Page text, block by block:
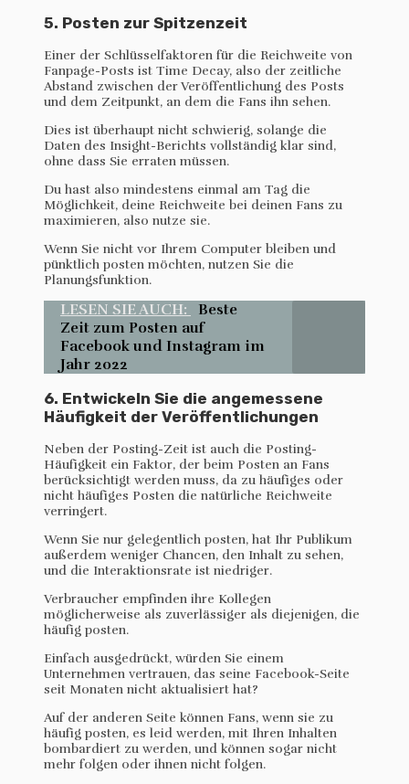
5. Posten zur Spitzenzeit
Einer der Schlüsselfaktoren für die Reichweite von
Fanpage-Posts ist Time Decay, also der zeitliche
Abstand zwischen der Veröffentlichung des Posts
und dem Zeitpunkt, an dem die Fans ihn sehen.
Dies ist überhaupt nicht schwierig, solange die
Daten des Insight-Berichts vollständig klar sind,
ohne dass Sie erraten müssen.
Du hast also mindestens einmal am Tag die
Möglichkeit, deine Reichweite bei deinen Fans zu
maximieren, also nutze sie.
Wenn Sie nicht vor Ihrem Computer bleiben und
pünktlich posten möchten, nutzen Sie die
Planungsfunktion.
LESEN SIE AUCH:
Beste
Zeit zum Posten auf
Facebook und Instagram im
Jahr 2022
6. Entwickeln Sie die angemessene
Häufigkeit der Veröffentlichungen
Neben der Posting-Zeit ist auch die Posting-
Häufigkeit ein Faktor, der beim Posten an Fans
berücksichtigt werden muss, da zu häufiges oder
nicht häufiges Posten die natürliche Reichweite
verringert.
Wenn Sie nur gelegentlich posten, hat Ihr Publikum
außerdem weniger Chancen, den Inhalt zu sehen,
und die Interaktionsrate ist niedriger.
Verbraucher empfinden ihre Kollegen
möglicherweise als zuverlässiger als diejenigen, die
häufig posten.
Einfach ausgedrückt, würden Sie einem
Unternehmen vertrauen, das seine Facebook-Seite
seit Monaten nicht aktualisiert hat?
Auf der anderen Seite können Fans, wenn sie zu
häufig posten, es leid werden, mit Ihren Inhalten
bombardiert zu werden, und können sogar nicht
mehr folgen oder ihnen nicht folgen.